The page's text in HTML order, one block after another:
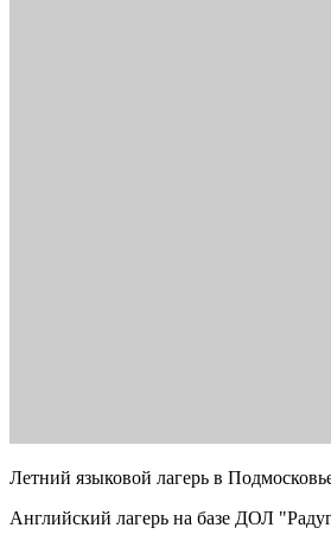
Летний языковой лагерь в
Английский лагерь на базе ДОЛ